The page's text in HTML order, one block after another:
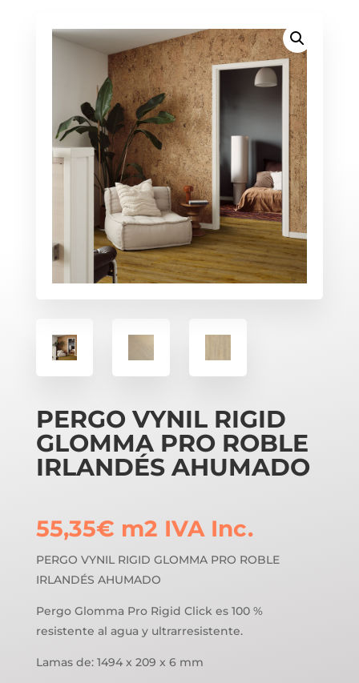
PERGO VYNIL RIGID
GLOMMA PRO ROBLE
IRLANDÉS AHUMADO
55,35€ m2 IVA Inc.
PERGO VYNIL RIGID GLOMMA PRO ROBLE
IRLANDÉS AHUMADO
Pergo Glomma Pro Rigid Click es 100 %
resistente al agua y ultrarresistente.
Lamas de: 1494 x 209 x 6 mm